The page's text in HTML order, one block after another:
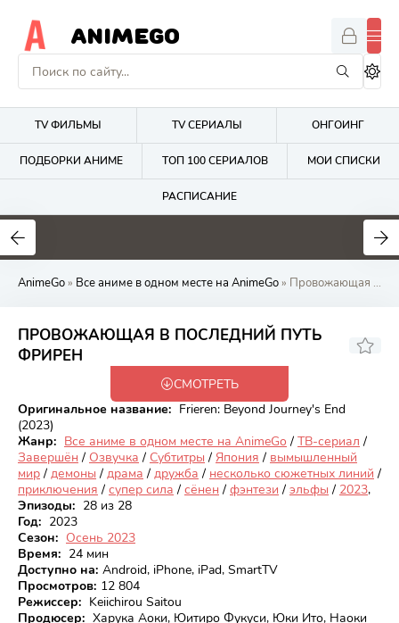
ANIMEGO
TV ФИЛЬМЫ TV СЕРИАЛЫ ОНГОИНГ
ПОДБОРКИ АНИМЕ ТОП 100 СЕРИАЛОВ МОИ СПИСКИ
РАСПИСАНИЕ
1.7
AnimeGo» Все аниме в одном месте на AnimeGo» Провожающая в последний путь Фрирен
ПРОВОЖАЮЩАЯ В ПОСЛЕДНИЙ ПУТЬ
ФРИРЕН
Закончен
СМОТРЕТЬ
Оригинальное название: Frieren: Beyond Journey's End
(2023)
Жанр: Все аниме в одном месте на AnimeGo / ТВ-сериал /
Завершён / Озвучка / Субтитры / Япония / вымышленный
мир / демоны / драма / дружба / несколько сюжетных линий /
приключения / супер сила / сёнен / фэнтези / эльфы / 2023,
Эпизоды: 28 из 28
Год: 2023
Сезон: Осень 2023
Время: 24 мин
Доступно на: Android, iPhone, iPad, SmartTV
Просмотров: 12 804
Режиссер: Keiichirou Saitou
Продюсер: Харука Аоки, Юитиро Фукуси, Юки Ито, Наоки